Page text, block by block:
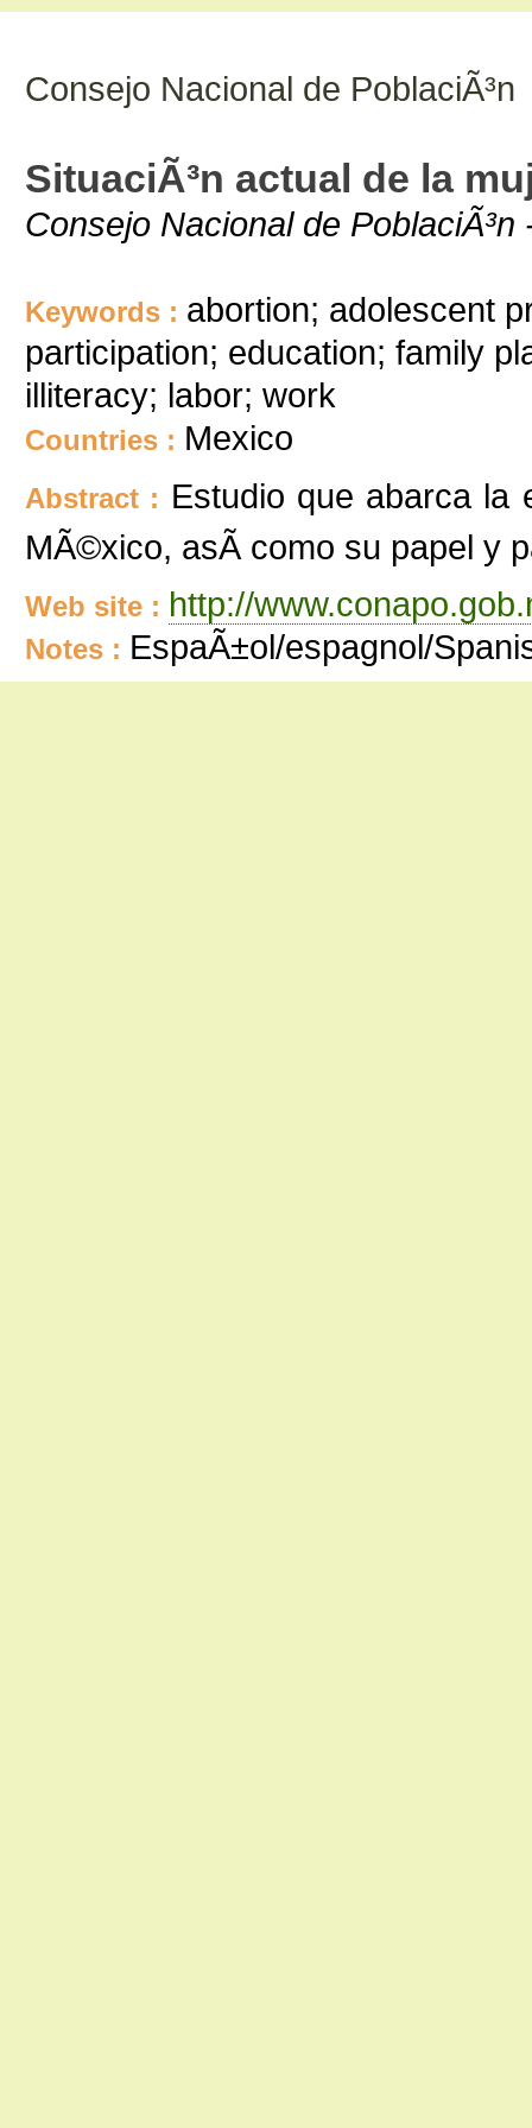
Consejo Nacional de PoblaciÃ³n
SituaciÃ³n actual de la
Consejo Nacional de
Keywords : abortion; adolescent
participation; education; family
illiteracy; labor; work
Countries : Mexico
Abstract : Estudio que abarca la
MÃ©xico, asÃ­ como su papel y
Web site : http://
Notes : EspaÃ±ol/espagnol/